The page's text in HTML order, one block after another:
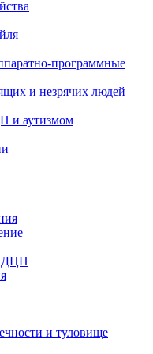
программные
и незрячих людей
и аутизмом
ДЦП
и туловище